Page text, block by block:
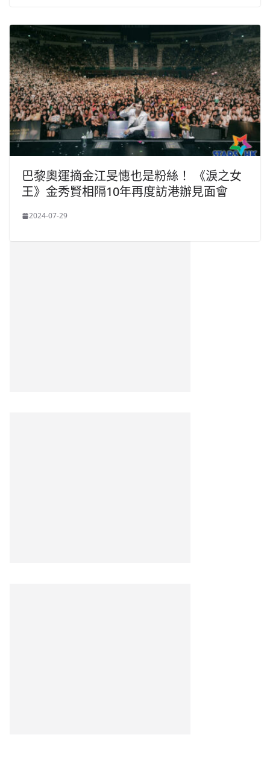
巴黎奧運摘金江旻憓也是粉絲！ 《淚之女
王》金秀賢相隔10年再度訪港辦見面會
2024-07-29